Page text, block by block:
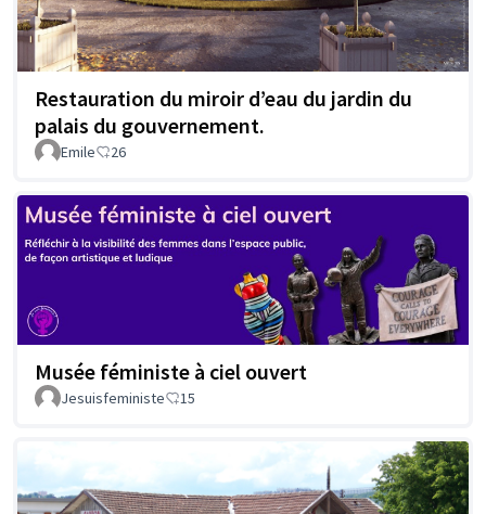
Restauration du miroir d’eau du jardin du
palais du gouvernement.
Emile 26
Musée féministe à ciel ouvert
Jesuisfeministe 15